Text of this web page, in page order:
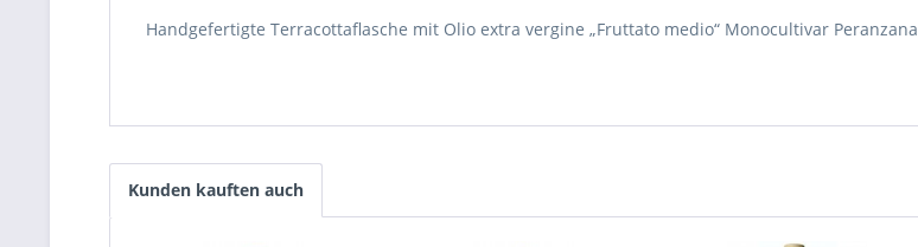
Handgefertigte Terracottaflasche mit Olio extra vergine „Fruttato medio“ Monocultivar Peranzana
Kunden kauften auch